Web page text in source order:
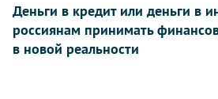
Деньги в кредит или деньги в
россиянам принимать
в новой реальности